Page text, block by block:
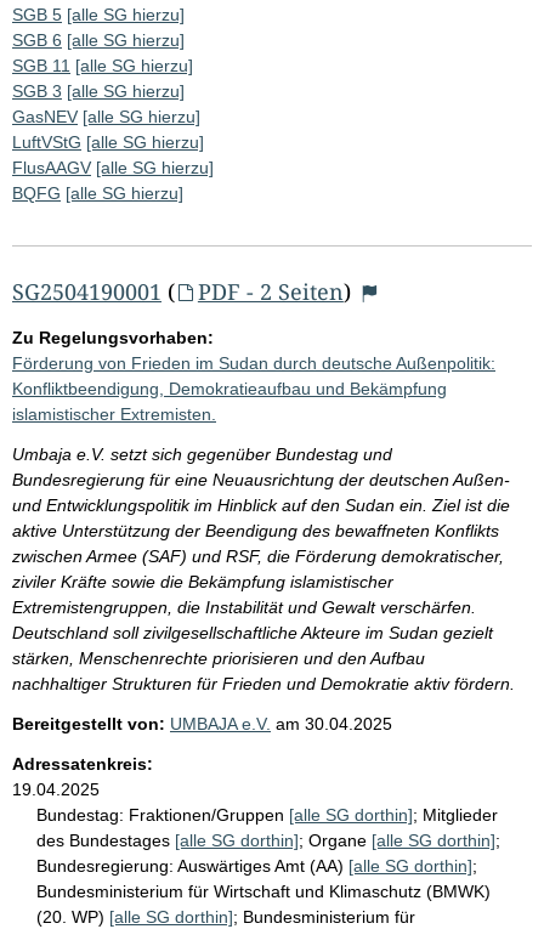
SGB 5 [alle SG hierzu]
SGB 6 [alle SG hierzu]
SGB 11 [alle SG hierzu]
SGB 3 [alle SG hierzu]
GasNEV [alle SG hierzu]
LuftVStG [alle SG hierzu]
FlusAAGV [alle SG hierzu]
BQFG [alle SG hierzu]
SG2504190001 ( PDF - 2 Seiten)
Zu Regelungsvorhaben:
Förderung von Frieden im Sudan durch deutsche Außenpolitik:
Konfliktbeendigung, Demokratieaufbau und Bekämpfung
islamistischer Extremisten.
Umbaja e.V. setzt sich gegenüber Bundestag und
Bundesregierung für eine Neuausrichtung der deutschen Außen-
und Entwicklungspolitik im Hinblick auf den Sudan ein. Ziel ist die
aktive Unterstützung der Beendigung des bewaffneten Konflikts
zwischen Armee (SAF) und RSF, die Förderung demokratischer,
ziviler Kräfte sowie die Bekämpfung islamistischer
Extremistengruppen, die Instabilität und Gewalt verschärfen.
Deutschland soll zivilgesellschaftliche Akteure im Sudan gezielt
stärken, Menschenrechte priorisieren und den Aufbau
nachhaltiger Strukturen für Frieden und Demokratie aktiv fördern.
Bereitgestellt von: UMBAJA e.V. am 30.04.2025
Adressatenkreis:
19.04.2025
Bundestag: Fraktionen/Gruppen [alle SG dorthin]; Mitglieder
des Bundestages [alle SG dorthin]; Organe [alle SG dorthin];
Bundesregierung: Auswärtiges Amt (AA) [alle SG dorthin];
Bundesministerium für Wirtschaft und Klimaschutz (BMWK)
(20. WP) [alle SG dorthin]; Bundesministerium für